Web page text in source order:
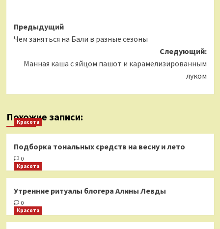
Навигация
записи
Предыдущий
Чем заняться на Бали в разные сезоны
Следующий:
Манная каша с яйцом пашот и карамелизированным
луком
Похожие записи:
Красота
Подборка тональных средств на весну и лето
0
Красота
Утренние ритуалы блогера Алины Левды
0
Красота